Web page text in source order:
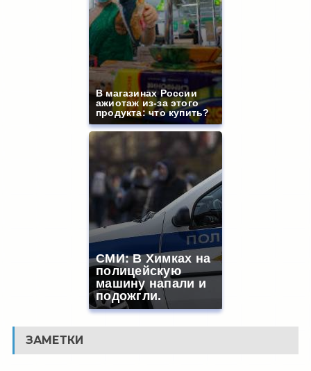
В магазинах России
ажиотаж из-за этого
продукта: что купить?
СМИ: В Химках на
полицейскую
машину напали и
подожгли.
ЗАМЕТКИ